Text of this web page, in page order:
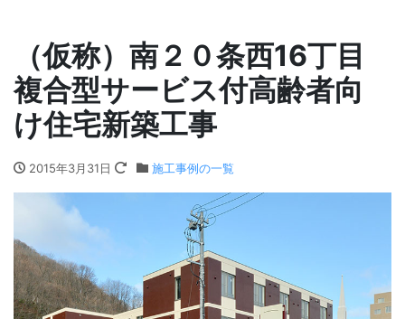
（仮称）南２０条西16丁目
複合型サービス付高齢者向
け住宅新築工事
2015年3月31日 施工事例の一覧